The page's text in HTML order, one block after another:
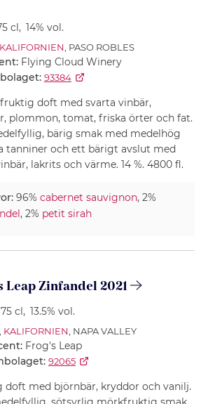
cl, 14% vol.
KALIFORNIEN , PASO ROBLES
Flying Cloud Winery
93384
doft med svarta vinbär,
plommon, tomat, friska örter och fat.
bärig smak med medelhög
tanniner och ett bärigt avslut med
lakrits och värme. 14 %. 4800 fl.
96% cabernet sauvignon, 2%
, 2% petit sirah
Leap Zinfandel 2021
75 cl, 13.5% vol.
KALIFORNIEN , NAPA VALLEY
Frog's Leap
92065
doft med björnbär, kryddor och vanilj.